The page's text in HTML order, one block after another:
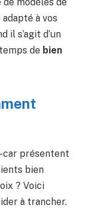
à vos
il s’agit d’un
de bien
car présentent
bien
? Voici
à trancher.